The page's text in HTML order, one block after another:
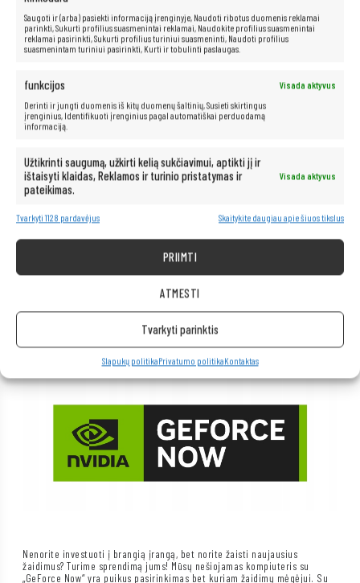
Saugoti ir (arba) pasiekti informaciją įrenginyje, Naudoti ribotus duomenis reklamai
parinkti, Sukurti profilius suasmenintai reklamai, Naudokite profilius suasmenintai
reklamai pasirinkti, Sukurti profilius turiniui suasmeninti, Naudoti profilius
suasmenintam turiniui pasirinkti, Kurti ir tobulinti paslaugas.
funkcijos
Visada aktyvus
Derinti ir jungti duomenis iš kitų duomenų šaltinių, Susieti skirtingus
įrenginius, Identifikuoti įrenginius pagal automatiškai perduodamą
informaciją.
Užtikrinti saugumą, užkirti kelią sukčiavimui, aptikti jį ir
ištaisyti klaidas, Reklamos ir turinio pristatymas ir
pateikimas.
Visada aktyvus
Tvarkyti 1128 pardavėjus Skaitykite daugiau apie šiuos tikslus
PRIIMTI
ATMESTI
Tvarkyti parinktis
Slapukų politikaPrivatumo politikaKontaktas
Kompiuteris taip pat idealiai tinka visoms multimedijos programoms.
Be vargo transliuokite filmus ir muziką geriausia kokybe iš tokių
Nenorite investuoti į brangią įrangą, bet norite žaisti naujausius
žaidimus? Turime sprendimą jums! Mūsų nešiojamas kompiuteris su
„GeForce Now“ yra puikus pasirinkimas bet kuriam žaidimų mėgėjui. Su